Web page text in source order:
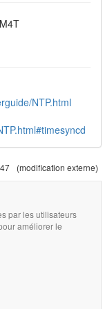
NTP.html
(modification externe)
par les utilisateurs
améliorer le